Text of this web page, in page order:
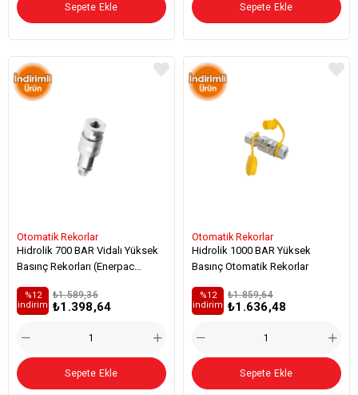
Sepete Ekle Sepete Ekle
Otomatik Rekorlar
Hidrolik 700 BAR Vidalı Yüksek
Basınç Rekorları (Enerpac
₺1.398,64
₺1.589,36
%12
i̇ndirim
Sepete Ekle
Otomatik Rekorlar
Hidrolik 1000 BAR Yüksek
Basınç Otomatik Rekorlar
₺1.636,48
₺1.859,64
%12
i̇ndirim
Sepete Ekle